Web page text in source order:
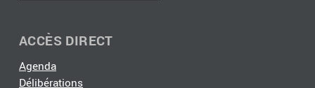
ACCÈS DIRECT
Agenda
Délibérations